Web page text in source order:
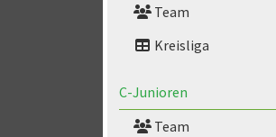
Team
Kreisliga
C-Junioren
Team